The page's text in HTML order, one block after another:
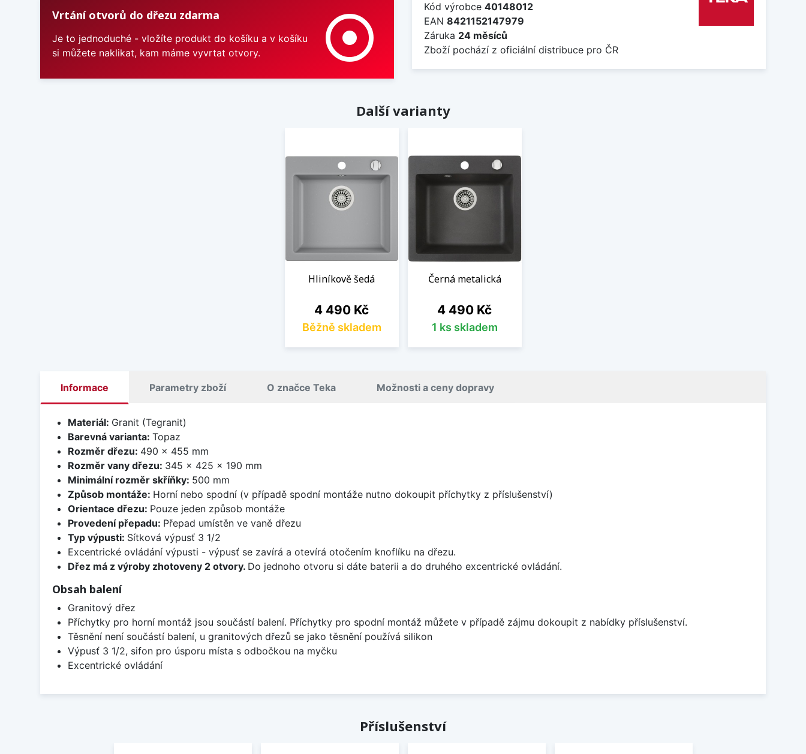
Vrtání otvorů do dřezu zdarma
Je to jednoduché - vložíte produkt do košíku a v košíku
si můžete naklikat, kam máme vyvrtat otvory.
adjust
Kód výrobce 40148012
EAN 8421152147979
Záruka 24 měsíců
Zboží pochází z oficiální distribuce pro ČR
Další varianty
Hliníkově šedá
Cena
4 490 Kč
Běžně skladem
Černá metalická
Cena
4 490 Kč
1 ks skladem
Informace Parametry zboží O značce Teka Možnosti a ceny dopravy
Materiál: Granit (Tegranit)
Barevná varianta: Topaz
Rozměr dřezu: 490 x 455 mm
Rozměr vany dřezu: 345 x 425 x 190 mm
Minimální rozměr skříňky: 500 mm
Způsob montáže: Horní nebo spodní (v případě spodní montáže nutno dokoupit příchytky z příslušenství)
Orientace dřezu: Pouze jeden způsob montáže
Provedení přepadu: Přepad umístěn ve vaně dřezu
Typ výpusti: Sítková výpusť 3 1/2
Excentrické ovládání výpusti - výpusť se zavírá a otevírá otočením knoflíku na dřezu.
Dřez má z výroby zhotoveny 2 otvory. Do jednoho otvoru si dáte baterii a do druhého excentrické ovládání.
Obsah balení
Granitový dřez
Příchytky pro horní montáž jsou součástí balení. Příchytky pro spodní montáž můžete v případě zájmu dokoupit z nabídky příslušenství.
Těsnění není součástí balení, u granitových dřezů se jako těsnění používá silikon
Výpusť 3 1/2, sifon pro úsporu místa s odbočkou na myčku
Excentrické ovládání
Příslušenství